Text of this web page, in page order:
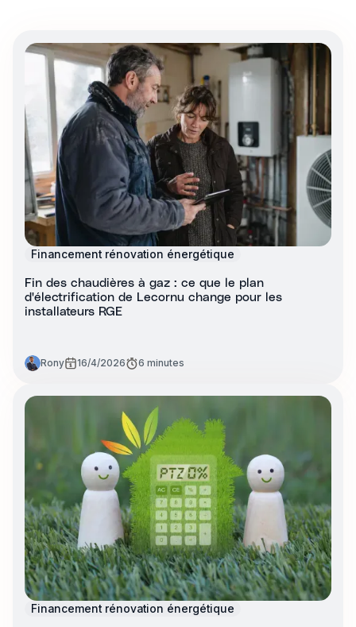
Financement rénovation énergétique
Fin des chaudières à gaz : ce que le plan
d'électrification de Lecornu change pour les
installateurs RGE
Rony 16/4/2026 6 minutes
Financement rénovation énergétique